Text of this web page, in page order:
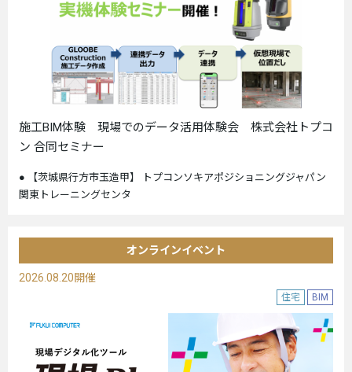
施工BIM体験 現場でのデータ活用体験会 株式会社トプコ
ン 合同セミナー
【茨城県行方市玉造甲】 トプコンソキアポジショニングジャパン
関東トレーニングセンタ
オンラインイベント
2026.08.20開催
住宅 BIM